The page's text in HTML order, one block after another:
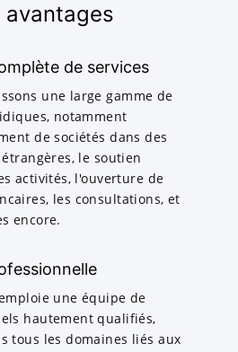
avantages
de services
une large gamme de
notamment
de sociétés dans des
le soutien
activités, l'ouverture de
les consultations, et
encore.
une équipe de
hautement qualifiés,
tous les domaines liés aux